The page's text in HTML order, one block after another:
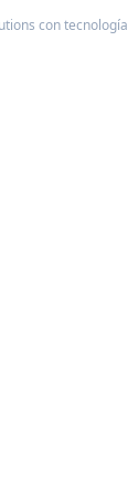
con tecnología